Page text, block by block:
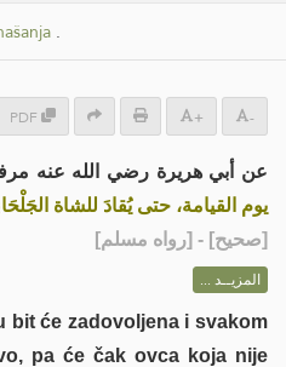
.
PDF + -
عن أبي هريرة رضي الله عنه
يوم القيامة، حتى يُقادَ للشاة
[صحيح] - [رواه مسلم]
المزيــد ...
bit će zadovoljena i svakom
pa će čak ovca koja nije